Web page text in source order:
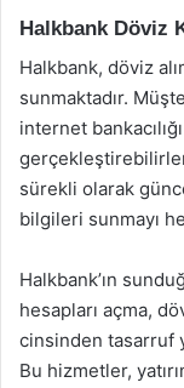
Halkbank Döviz
Halkbank, döviz
sunmaktadır.
internet
sürekli olarak
bilgileri sunmayı
Halkbank’ın
hesapları açma,
cinsinden tasarruf
Bu hizmetler,